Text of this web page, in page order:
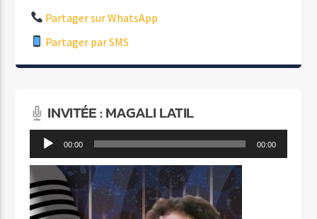
Partager sur WhatsApp
Partager par SMS
INVITÉE : MAGALI LATIL
Lecteur 00:00 00:00